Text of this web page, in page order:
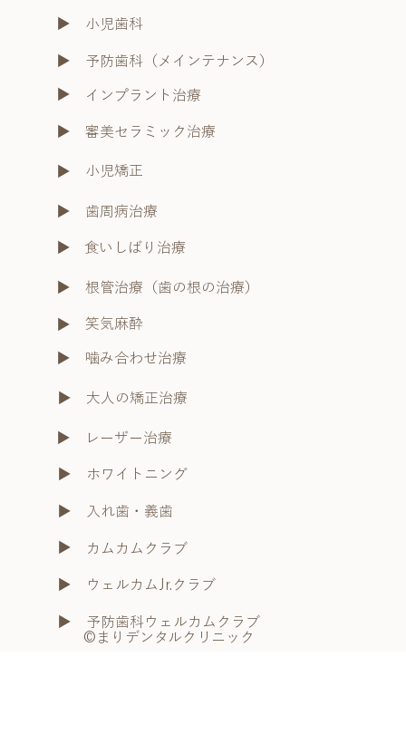
​▶︎ 小児歯科
​▶︎ 予防歯科（メインテナンス）
​▶︎ インプラント治療
​▶︎ 審美セラミック治療
​▶︎ 小児矯正
​▶︎ 歯周病治療
​▶︎ 食いしばり治療
​▶︎ 根管治療（歯の根の治療）
​▶︎ 笑気麻酔
​▶︎ 噛み合わせ治療
​▶︎ 大人の矯正治療
​▶︎ レーザー治療
​▶︎ ホワイトニング
​▶︎ 入れ歯・義歯
​▶︎ カムカムクラブ
​▶︎ ウェルカムJr.クラブ
​▶︎
予防歯科ウェルカムクラブ
​©まりデンタルクリニック